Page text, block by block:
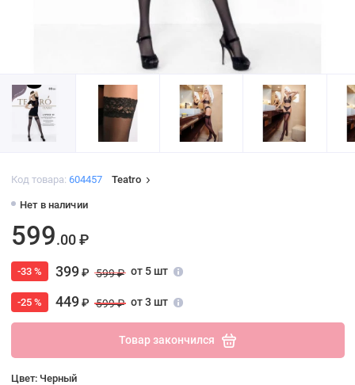
Код товара: 604457 Teatro
Нет в наличии
599.00 ₽
-33 % 399₽ 599 ₽ от 5 шт
-25 % 449₽ 599 ₽ от 3 шт
Товар закончился
Цвет: Черный